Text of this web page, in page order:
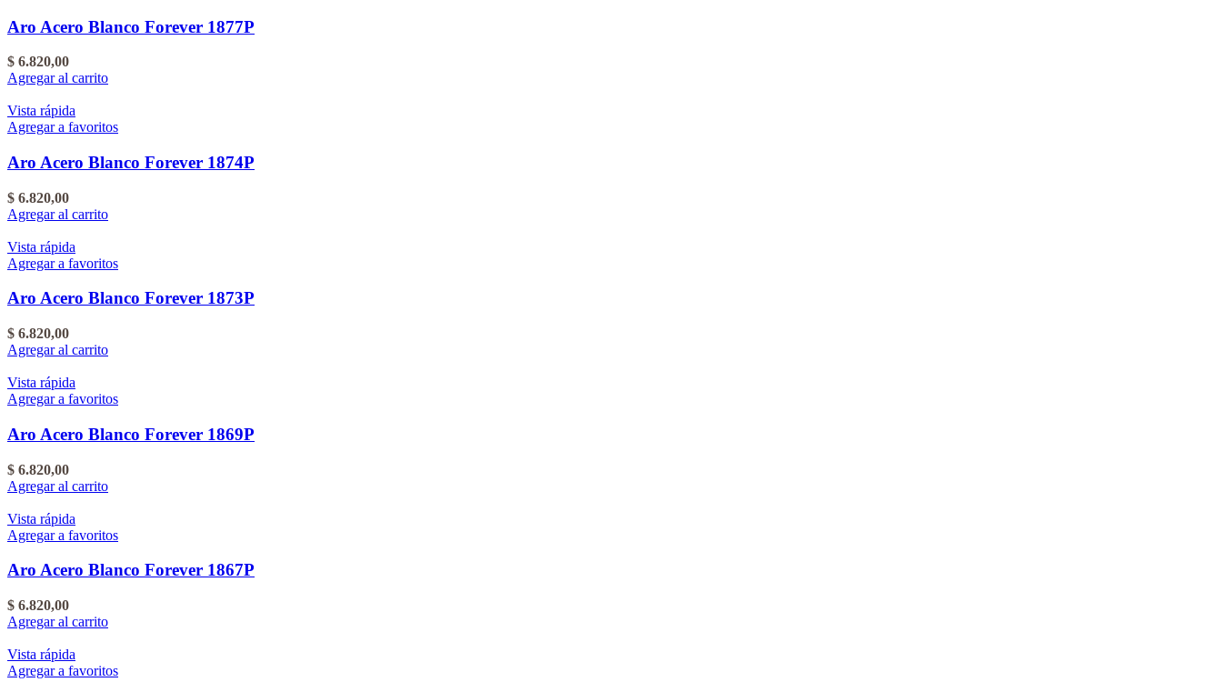
Aro Acero Blanco Forever 1877P
$ 6.820,00
Agregar al carrito
Vista rápida
Agregar a favoritos
Aro Acero Blanco Forever 1874P
$ 6.820,00
Agregar al carrito
Vista rápida
Agregar a favoritos
Aro Acero Blanco Forever 1873P
$ 6.820,00
Agregar al carrito
Vista rápida
Agregar a favoritos
Aro Acero Blanco Forever 1869P
$ 6.820,00
Agregar al carrito
Vista rápida
Agregar a favoritos
Aro Acero Blanco Forever 1867P
$ 6.820,00
Agregar al carrito
Vista rápida
Agregar a favoritos